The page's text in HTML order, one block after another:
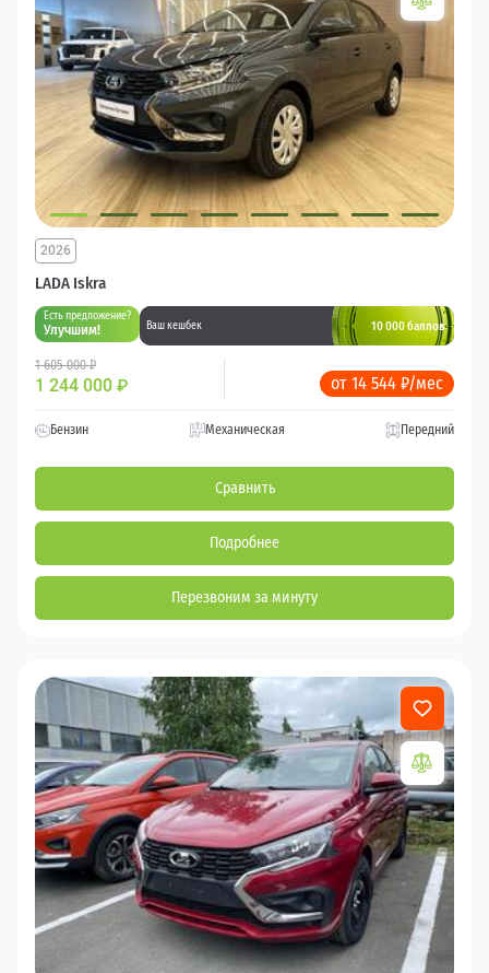
LADA Iskra
2026
Есть предложение?
Улучшим! Ваш кешбек 10 000 баллов
1 605 000 ₽
1 244 000 ₽ от 14 544 ₽/мес
Бензин Механическая Передний
Сравнить
Подробнее
Перезвоним за минуту